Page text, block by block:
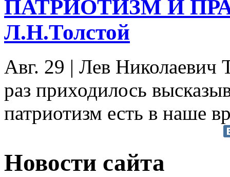
ПАТРИОТИЗМ И
Л.Н.Толстой
Авг. 29 | Лев Николаевич
раз приходилось
патриотизм есть в наше
Новости сайта